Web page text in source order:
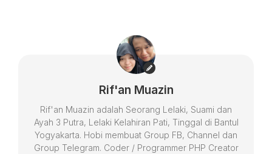
Rif'an Muazin
Rif'an Muazin adalah Seorang Lelaki, Suami dan
Ayah 3 Putra, Lelaki Kelahiran Pati, Tinggal di Bantul
Yogyakarta. Hobi membuat Group FB, Channel dan
Group Telegram. Coder / Programmer PHP Creator